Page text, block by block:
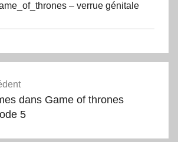
– verrue génitale
dans Game of thrones
5